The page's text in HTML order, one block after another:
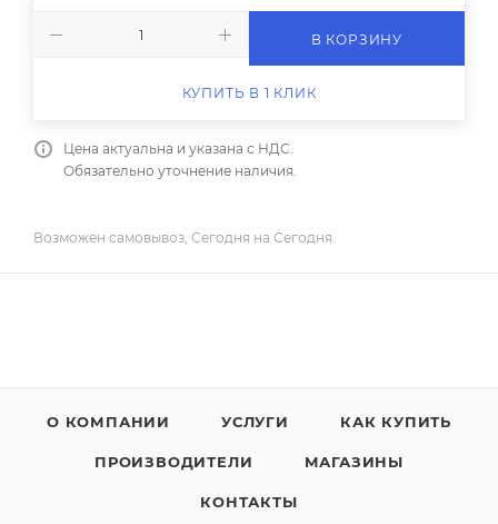
В КОРЗИНУ
КУПИТЬ В 1 КЛИК
Цена актуальна и указана с НДС.
Обязательно уточнение наличия.
Возможен самовывоз, Сегодня на Сегодня.
О КОМПАНИИ УСЛУГИ КАК КУПИТЬ
ПРОИЗВОДИТЕЛИ МАГАЗИНЫ
КОНТАКТЫ